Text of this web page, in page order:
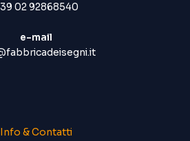
02 92868540
e-mail
Info & Contatti